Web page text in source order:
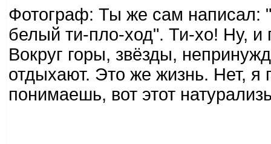
Фотограф: Ты же сам написал:
белый ти-пло-ход". Ти-хо! Ну, и
Вокруг горы, звёзды,
отдыхают. Это же жизнь. Нет, я
понимаешь, вот этот